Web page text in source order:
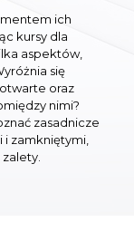
ich
kursy dla
aspektów,
się
oraz
nimi?
zasadnicze
zamkniętymi,